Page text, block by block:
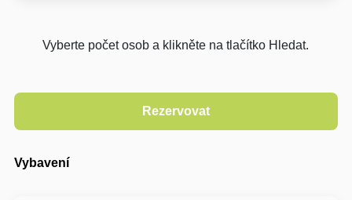
Vyberte počet osob a klikněte na tlačítko Hledat.
Vybavení